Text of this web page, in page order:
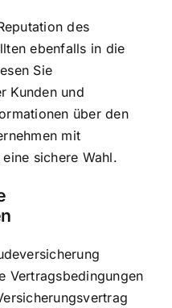
des
ebenfalls in die
Sie
Kunden und
über den
mit
sichere Wahl.
Vertragsbedingungen